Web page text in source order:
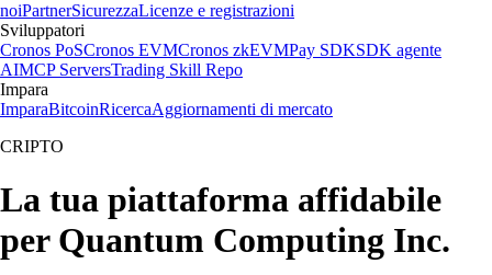
noiPartnerSicurezzaLicenze e registrazioni
Sviluppatori
Cronos PoSCronos EVMCronos zkEVMPay SDKSDK agente
AIMCP ServersTrading Skill Repo
Impara
ImparaBitcoinRicercaAggiornamenti di mercato
CRIPTO
La tua piattaforma affidabile
per Quantum Computing Inc.